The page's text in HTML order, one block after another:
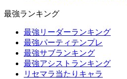
最強ランキング
最強リーダーランキング
最強パーティテンプレ
最強サブランキング
最強アシストランキング
リセマラ当たりキャラ